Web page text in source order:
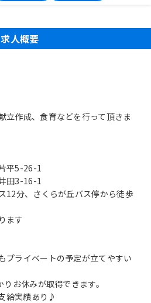
求人概要
立作成、食育などを行って頂きま
平5-26-1
田3-16-1
12分、さくらが丘バス停から徒歩
ます
プライベートの予定が立てやすい
お休みが取得できます。
給実績あり♪